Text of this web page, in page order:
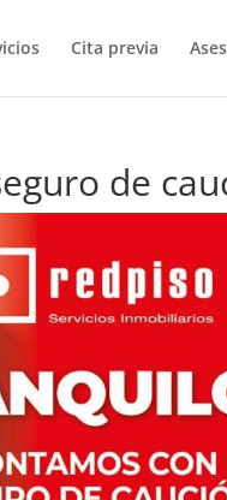
Cita previa
de